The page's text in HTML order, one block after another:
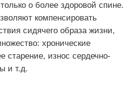
о более здоровой спине.
компенсировать
сидячего образа жизни,
хронические
старение, износ сердечно-
и т.д.